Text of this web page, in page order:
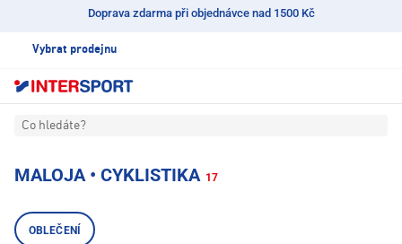
Doprava zdarma při objednávce nad 1500 Kč
Vybrat prodejnu
Co hledáte?
MALOJA • CYKLISTIKA 17
OBLEČENÍ